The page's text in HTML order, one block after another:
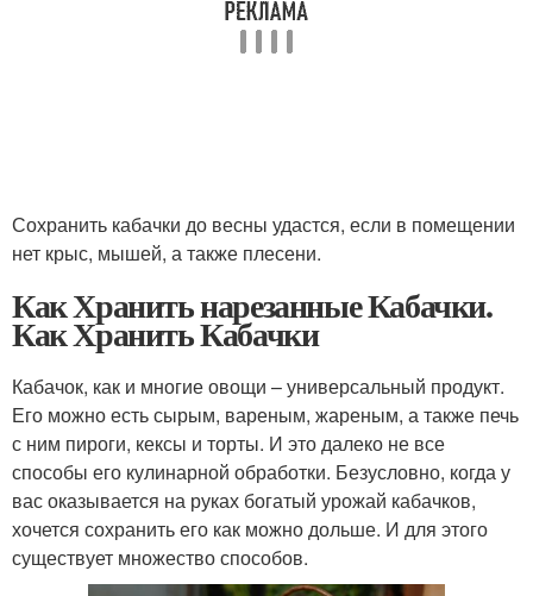
Сохранить кабачки до весны удастся, если в помещении
нет крыс, мышей, а также плесени.
Как Хранить нарезанные Кабачки.
Как Хранить Кабачки
Кабачок, как и многие овощи – универсальный продукт.
Его можно есть сырым, вареным, жареным, а также печь
с ним пироги, кексы и торты. И это далеко не все
способы его кулинарной обработки. Безусловно, когда у
вас оказывается на руках богатый урожай кабачков,
хочется сохранить его как можно дольше. И для этого
существует множество способов.